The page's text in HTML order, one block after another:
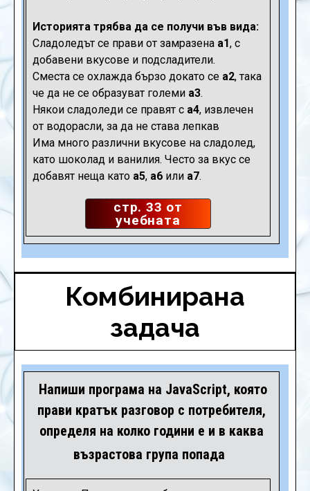
Историята трябва да се получи във вида:
Сладоледът се прави от замразена а1, с
добавени вкусове и подсладители.
Сместа се охлажда бързо докато се a2, така
че да не се образуват големи a3.
Някои сладоледи се правят с a4, извлечен
от водорасли, за да не става лепкав
Има много различни вкусове на сладолед,
като шоколад и ванилия. Често за вкус се
добавят неща като a5, a6 или a7.
стр. 33 от
учебната
тетрадка
Комбинирана
задача
Напиши програма на JavaScript, която
прави кратък разговор с потребителя,
определя на колко години е и в каква
възрастова група попада